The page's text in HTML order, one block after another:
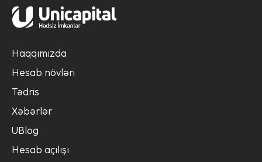
Haqqımızda
Hesab növləri
Tədris
Xəbərlər
UBlog
Hesab açılışı